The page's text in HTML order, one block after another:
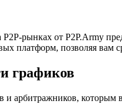
рынках от P2P.Army
платформ, позволяя
графиков
и арбитражников, которым